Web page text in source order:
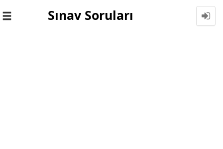
Toggle
Sınav Soruları